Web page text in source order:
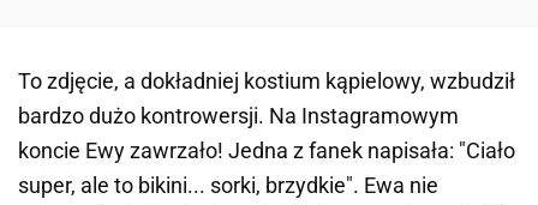
To zdjęcie, a dokładniej kostium kąpielowy, wzbudził
bardzo dużo kontrowersji. Na Instagramowym
koncie Ewy zawrzało! Jedna z fanek napisała: "Ciało
super, ale to bikini... sorki, brzydkie". Ewa nie